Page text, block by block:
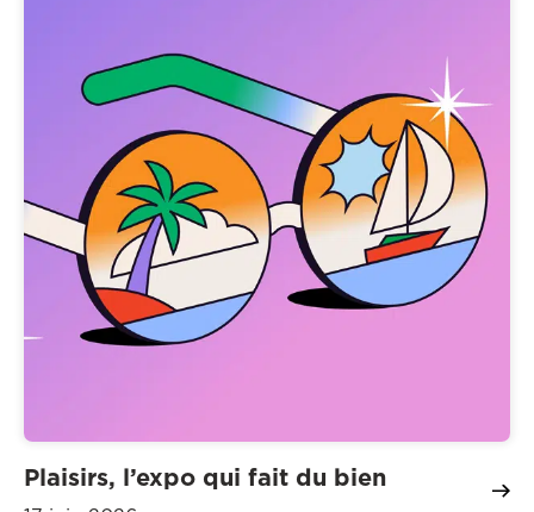
Plaisirs, l’expo qui fait du bien